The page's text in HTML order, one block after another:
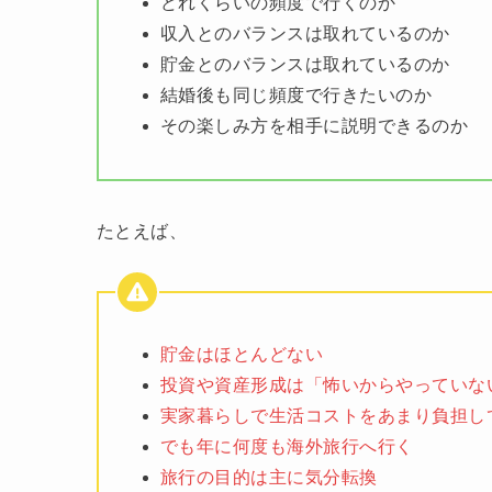
収入とのバランスは取れているのか
貯金とのバランスは取れているのか
結婚後も同じ頻度で行きたいのか
その楽しみ方を相手に説明できるのか
たとえば、
貯金はほとんどない
投資や資産形成は「怖いからやっていな
実家暮らしで生活コストをあまり負担し
でも年に何度も海外旅行へ行く
旅行の目的は主に気分転換